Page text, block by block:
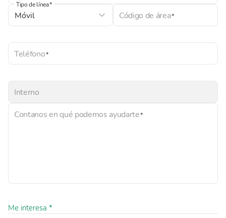
Tipo de línea
Código de área
Interno
Teléfono
Contanos en qué podemos ayudarte
Me interesa *